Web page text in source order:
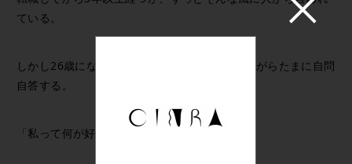
ている。
しかし26歳になった今でも私は、夜道を歩きながらたまに自問
自答する。
「私って何が好きなんだっけ？」